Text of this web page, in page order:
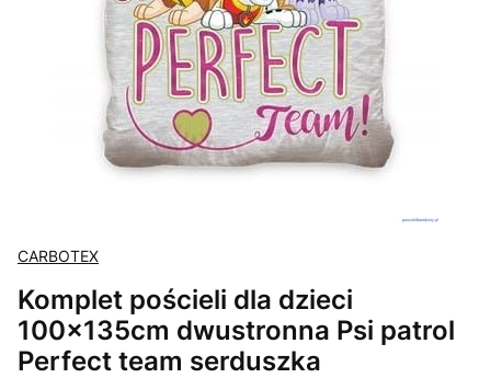
CARBOTEX
Komplet pościeli dla dzieci
100x135cm dwustronna Psi patrol
Perfect team serduszka